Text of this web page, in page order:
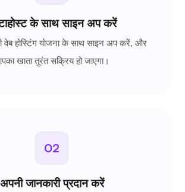
के साथ साइन अप करें
वेब होस्टिंग योजना के साथ साइन अप करें, और
खाता तुरंत सक्रिय हो जाएगा।
02
अपनी जानकारी प्रदान करें